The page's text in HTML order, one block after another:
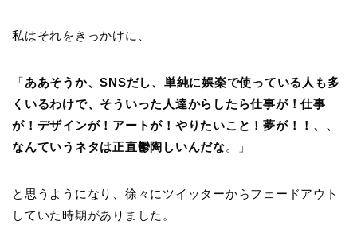
私はそれをきっかけに、
「ああそうか、SNSだし、単純に娯楽で使っている人も多
くいるわけで、そういった人達からしたら仕事が！仕事
が！デザインが！アートが！やりたいこと！夢が！！、、
なんていうネタは正直鬱陶しいんだな。」
と思うようになり、徐々にツイッターからフェードアウト
していた時期がありました。